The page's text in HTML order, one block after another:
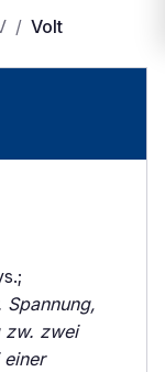
/ Volt
Spannung,
zw. zwei